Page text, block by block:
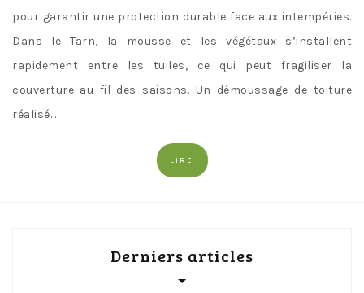
pour garantir une protection durable face aux intempéries.
Dans le Tarn, la mousse et les végétaux s’installent
rapidement entre les tuiles, ce qui peut fragiliser la
couverture au fil des saisons. Un démoussage de toiture
réalisé…
LIRE
Derniers articles